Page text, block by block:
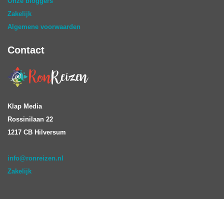
Zakelijk
Algemene voorwaarden
Contact
Klap Media
Rossinilaan 22
1217 CB Hilversum
info@ronreizen.nl
Zakelijk